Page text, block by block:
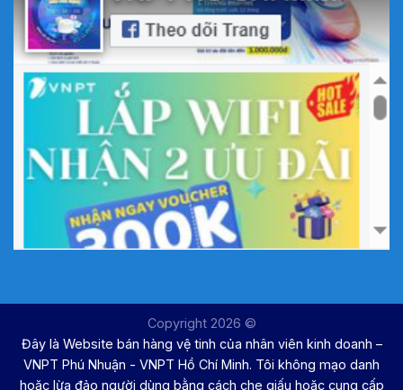
Copyright 2026 ©
Đây là Website bán hàng vệ tinh của nhân viên kinh doanh –
VNPT Phú Nhuận - VNPT Hồ Chí Minh. Tôi không mạo danh
hoặc lừa đảo người dùng bằng cách che giấu hoặc cung cấp